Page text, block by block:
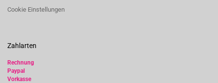
Cookie Einstellungen
Zahlarten
Rechnung
Paypal
Vorkasse